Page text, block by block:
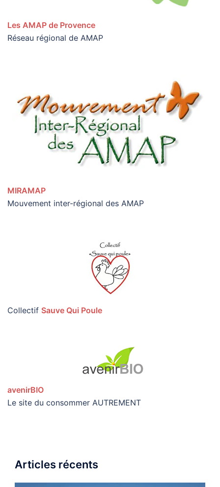
Les AMAP de Provence
Réseau régional de AMAP
MIRAMAP
Mouvement inter-régional des AMAP
Collectif Sauve Qui Poule
avenirBIO
Le site du consommer AUTREMENT
Articles récents